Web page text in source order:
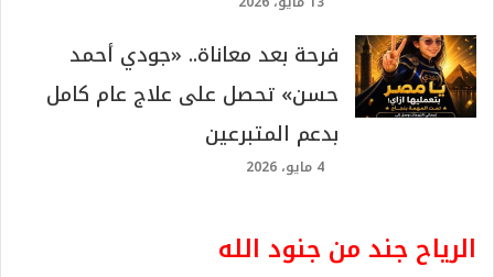
فرحة بعد معاناة.. «جودي أحمد
حسن» تحصل على علاج عام كامل
بدعم المتبرعين
4 مايو، 2026
الرياح جند من جنود الله